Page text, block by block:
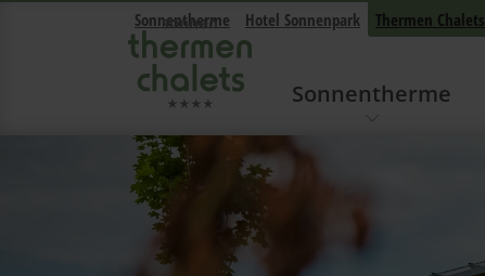
Navigation überspringen
Sonnentherme Hotel Sonnenpark Thermen Chalets
Sonnentherme